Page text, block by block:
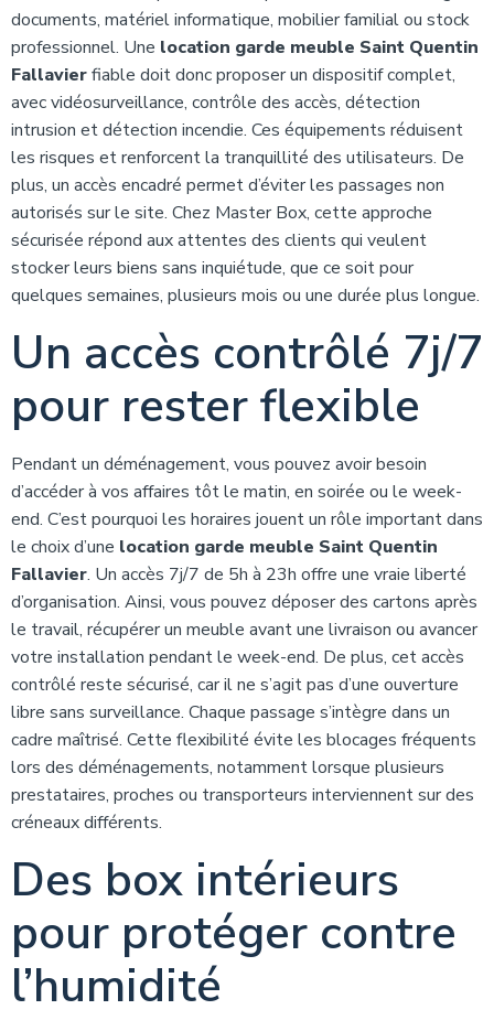
documents, matériel informatique, mobilier familial ou stock
professionnel. Une location garde meuble Saint Quentin
Fallavierfiable doit donc proposer un dispositif complet,
avec vidéosurveillance, contrôle des accès, détection
intrusion et détection incendie. Ces équipements réduisent
les risques et renforcent la tranquillité des utilisateurs. De
plus, un accès encadré permet d’éviter les passages non
autorisés sur le site. Chez Master Box, cette approche
sécurisée répond aux attentes des clients qui veulent
stocker leurs biens sans inquiétude, que ce soit pour
quelques semaines, plusieurs mois ou une durée plus longue.
Un accès contrôlé 7j/7
pour rester flexible
Pendant un déménagement, vous pouvez avoir besoin
d’accéder à vos affaires tôt le matin, en soirée ou le week-
end. C’est pourquoi les horaires jouent un rôle important dans
le choix d’une location garde meuble Saint Quentin
Fallavier. Un accès 7j/7 de 5h à 23h offre une vraie liberté
d’organisation. Ainsi, vous pouvez déposer des cartons après
le travail, récupérer un meuble avant une livraison ou avancer
votre installation pendant le week-end. De plus, cet accès
contrôlé reste sécurisé, car il ne s’agit pas d’une ouverture
libre sans surveillance. Chaque passage s’intègre dans un
cadre maîtrisé. Cette flexibilité évite les blocages fréquents
lors des déménagements, notamment lorsque plusieurs
prestataires, proches ou transporteurs interviennent sur des
créneaux différents.
Des box intérieurs
pour protéger contre
l’humidité